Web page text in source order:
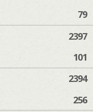
79
2397
101
2394
256